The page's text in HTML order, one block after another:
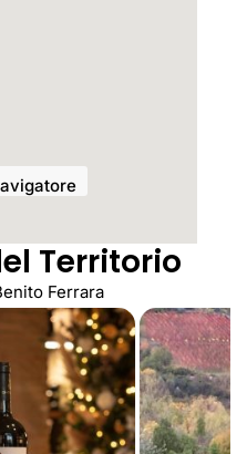
Territorio
Ferrara